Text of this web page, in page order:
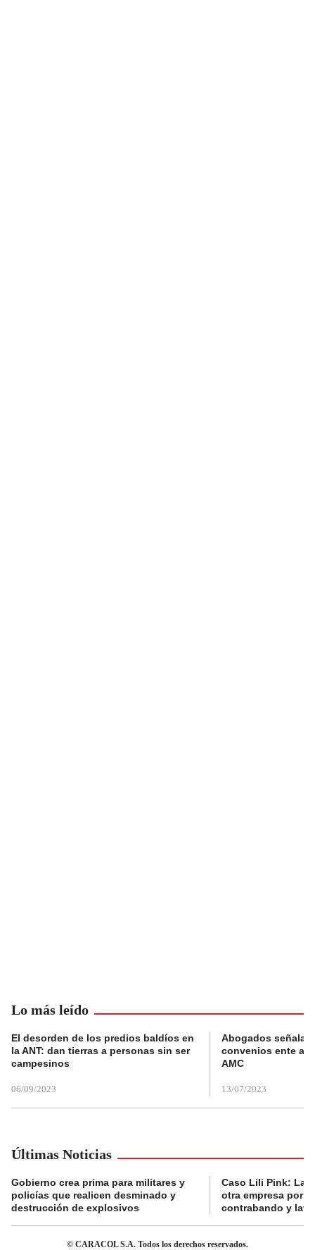
Lo más leído
El desorden de los predios baldíos en
la ANT: dan tierras a personas sin ser
campesinos
06/09/2023
Abogados
convenios ente
AMC
13/07/2023
Últimas Noticias
Gobierno crea prima para militares y
policías que realicen desminado y
destrucción de explosivos
Caso Lili Pink: La
otra empresa por
contrabando y
© CARACOL S.A. Todos los derechos reservados.